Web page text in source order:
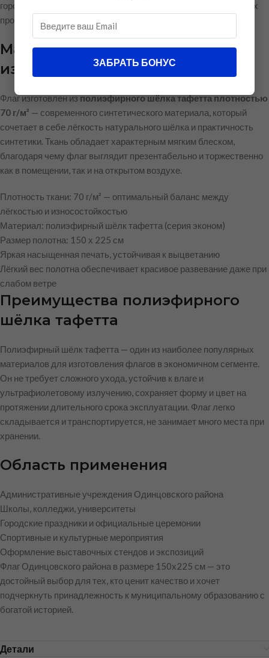
городских праздниках, официальных церемониях и публичных
пространствах.
Материал и качество
изготовления
Флаг изготовлен изполиэфирного шёлка тафетта плотностью
70 г/м² — современного синтетического материала, который
сочетает в себе лёгкость натурального шёлка и практичность
синтетики. Ткань обладает характерным мягким блеском,
благодаря чему флаг выглядит презентабельно и торжественно
как в помещении, так и на открытом воздухе.
Плотность ткани: 70 г/м² — оптимальный баланс между
лёгкостью и износостойкостью
Материал: полиэфирный шёлк тафетта (серия эконом)
Размер полотна: 150 х 225 см
Яркая насыщенная печать, устойчивая к выцветанию
Лёгкий вес полотна обеспечивает красивое развевание даже при
слабом ветре
Преимущества полиэфирного
шёлка тафетта
Полиэфирный шёлк тафетта — один из наиболее популярных
материалов для изготовления флагов в экономичном сегменте.
Он не требует сложного ухода, устойчив к влаге и
ультрафиолетовому излучению, сохраняет форму и цвет на
протяжении длительного срока эксплуатации. Флаг легко
складывается и транспортируется, не занимает много места при
хранении.
Область применения
Административные учреждения Одинцовского района
Школы, колледжи, университеты
Городские праздники и официальные церемонии
Спортивные и культурные мероприятия
Оформление выставочных стендов и экспозиций
Флаг Одинцовского района в размере 150х225 см — это
достойный выбор для тех, кто ценит качество и хочет
подчеркнуть принадлежность к муниципальному образованию с
богатой историей.
Детали
ЗАБРАТЬ БОНУС